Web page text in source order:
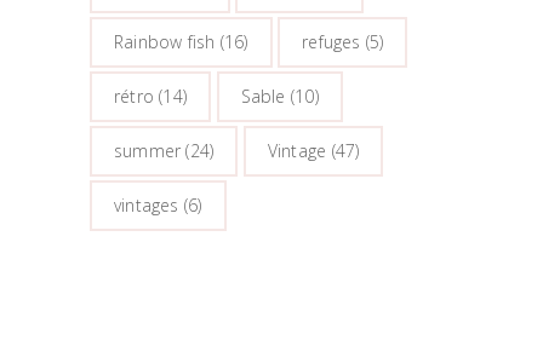
Rainbow fish (16) refuges (5)
rétro (14) Sable (10)
summer (24) Vintage (47)
vintages (6)